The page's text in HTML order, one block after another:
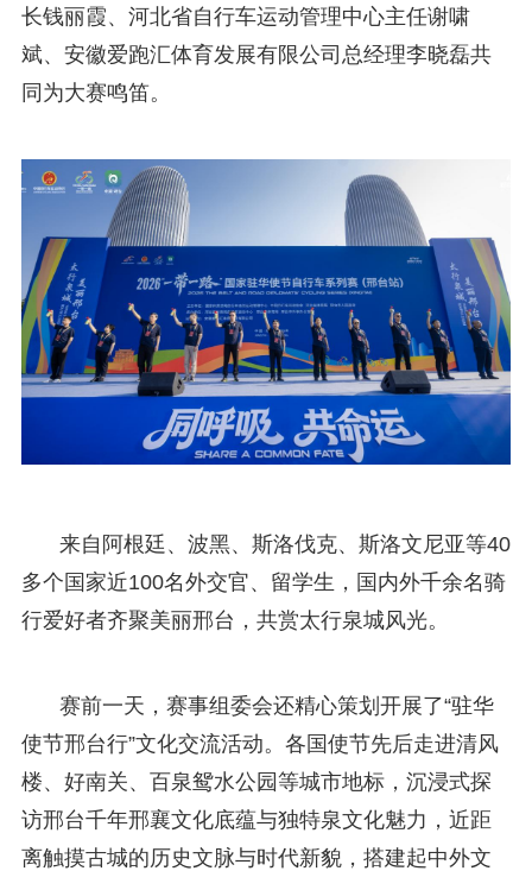
长钱丽霞、河北省自行车运动管理中心主任谢啸
斌、安徽爱跑汇体育发展有限公司总经理李晓磊共
同为大赛鸣笛。
来自阿根廷、波黑、斯洛伐克、斯洛文尼亚等40
多个国家近100名外交官、留学生，国内外千余名骑
行爱好者齐聚美丽邢台，共赏太行泉城风光。
赛前一天，赛事组委会还精心策划开展了“驻华
使节邢台行”文化交流活动。各国使节先后走进清风
楼、好南关、百泉鸳水公园等城市地标，沉浸式探
访邢台千年邢襄文化底蕴与独特泉文化魅力，近距
离触摸古城的历史文脉与时代新貌，搭建起中外文